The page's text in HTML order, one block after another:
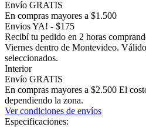
Envío GRATIS
En compras mayores a $1.500
Envios YA! - $175
Recibí tu pedido en 2 horas
Viernes dentro de Montevideo.
seleccionados.
Interior
Envío GRATIS
En compras mayores a $2.500 El
dependiendo la zona.
Ver condiciones de envíos
Especificaciones: